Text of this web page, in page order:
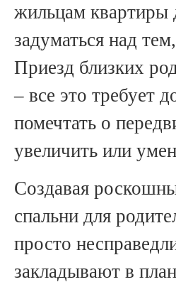
жильцам квартиры
задуматься над
Приезд близких
– все это требует
помечтать о
увеличить или
Создавая
спальни для
просто
закладывают в